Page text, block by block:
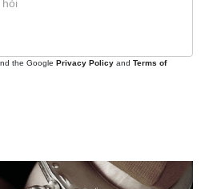
the Google Privacy Policy and Terms of